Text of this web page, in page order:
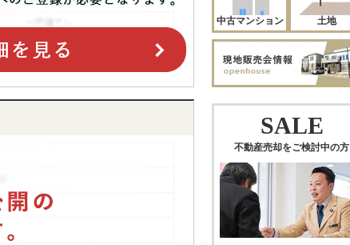
中古マンション 土地
SALE
不動産売却をご検討中の方